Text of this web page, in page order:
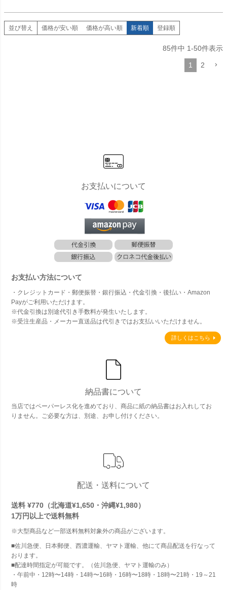
並び替え 価格が安い順 価格が高い順 新着順 登録順
85件中 1-50件表示
1 2
お支払いについて
お支払い方法について
・クレジットカード・郵便振替・銀行振込・代金引換・後払い・Amazon
Payがご利用いただけます。
※代金引換は別途代引き手数料が発生いたします。
※受注生産品・メーカー直送品は代引きではお支払いいただけません。
詳しくはこちら
納品書について
当店ではペーパーレス化を進めており、商品に紙の納品書はお入れしてお
りません。ご必要な方は、別途、お申し付けください。
配送・送料について
送料 ¥770（北海道¥1,650・沖縄¥1,980）
1万円以上で送料無料
※大型商品など一部送料無料対象外の商品がございます。
■佐川急便、日本郵便、西濃運輸、ヤマト運輸、他にて商品配送を行なって
おります。
■配達時間指定が可能です。（佐川急便、ヤマト運輸のみ）
・午前中・12時〜14時・14時〜16時・16時〜18時・18時〜21時・19～21
時